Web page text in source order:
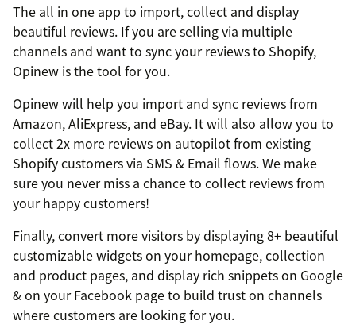
The all in one app to import, collect and display
beautiful reviews. If you are selling via multiple
channels and want to sync your reviews to Shopify,
Opinew is the tool for you.
Opinew will help you import and sync reviews from
Amazon, AliExpress, and eBay. It will also allow you to
collect 2x more reviews on autopilot from existing
Shopify customers via SMS & Email flows. We make
sure you never miss a chance to collect reviews from
your happy customers!
Finally, convert more visitors by displaying 8+ beautiful
customizable widgets on your homepage, collection
and product pages, and display rich snippets on Google
& on your Facebook page to build trust on channels
where customers are looking for you.